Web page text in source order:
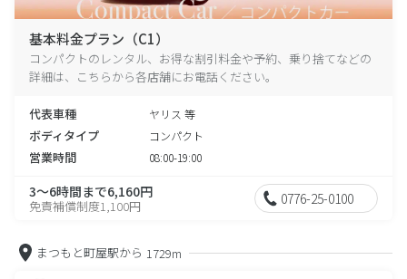
基本料金プラン（C1）
コンパクトのレンタル、お得な割引料金や予約、乗り捨てなどの
詳細は、こちらから各店舗にお電話ください。
代表車種 ヤリス 等
ボディタイプ コンパクト
営業時間 08:00-19:00
3～6時間まで6,160円
免責補償制度1,100円 0776-25-0100
まつもと町屋駅から 1729m